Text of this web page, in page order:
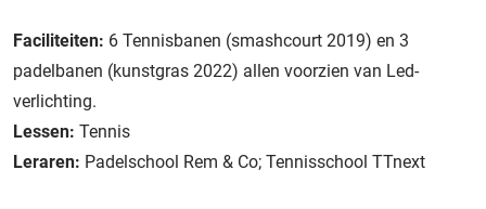
Faciliteiten: 6 Tennisbanen (smashcourt 2019) en 3
padelbanen (kunstgras 2022) allen voorzien van Led-
verlichting.
Lessen: Tennis
Leraren: Padelschool Rem & Co; Tennisschool TTnext